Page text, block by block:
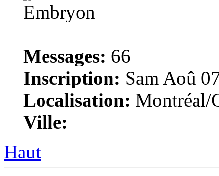
Messages: 66
Inscription: Sam Aoû
Localisation: Montréal/
Ville:
Haut